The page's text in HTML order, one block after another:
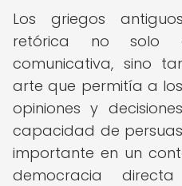
Los griegos
retórica no solo
comunicativa, sino
arte que permitía a
opiniones y
capacidad de
importante en un
democracia